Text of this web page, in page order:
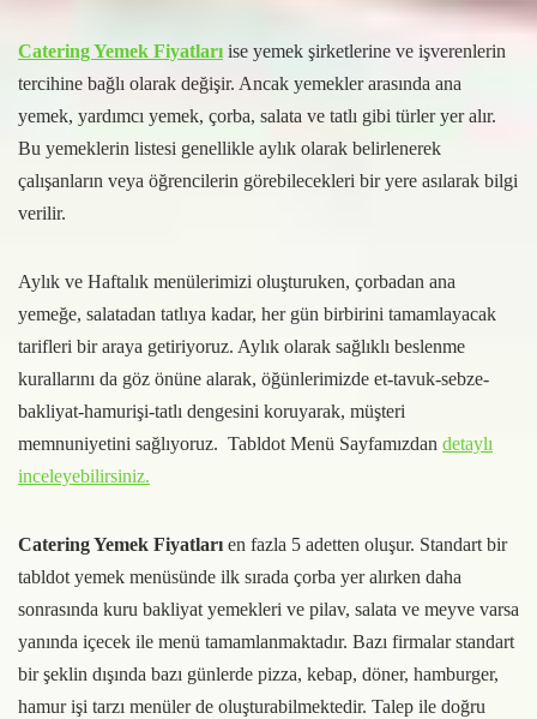
Catering Yemek Fiyatları ise yemek şirketlerine ve işverenlerin
tercihine bağlı olarak değişir. Ancak yemekler arasında ana
yemek, yardımcı yemek, çorba, salata ve tatlı gibi türler yer alır.
Bu yemeklerin listesi genellikle aylık olarak belirlenerek
çalışanların veya öğrencilerin görebilecekleri bir yere asılarak bilgi
verilir.
Aylık ve Haftalık menülerimizi oluşturuken, çorbadan ana
yemeğe, salatadan tatlıya kadar, her gün birbirini tamamlayacak
tarifleri bir araya getiriyoruz. Aylık olarak sağlıklı beslenme
kurallarını da göz önüne alarak, öğünlerimizde et-tavuk-sebze-
bakliyat-hamurişi-tatlı dengesini koruyarak, müşteri
memnuniyetini sağlıyoruz. Tabldot Menü Sayfamızdan detaylı
inceleyebilirsiniz.
Catering Yemek Fiyatları en fazla 5 adetten oluşur. Standart bir
tabldot yemek menüsünde ilk sırada çorba yer alırken daha
sonrasında kuru bakliyat yemekleri ve pilav, salata ve meyve varsa
yanında içecek ile menü tamamlanmaktadır. Bazı firmalar standart
bir şeklin dışında bazı günlerde pizza, kebap, döner, hamburger,
hamur işi tarzı menüler de oluşturabilmektedir. Talep ile doğru